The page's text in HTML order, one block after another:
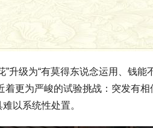
升级为“有莫得东说念运用、钱
更为严峻的试验挑战：突发有
以系统性处置。